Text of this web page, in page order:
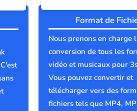
Format de
Nous prenons en charge
conversion de tous les
vidéo et musicaux pour
Vous pouvez convertir et
télécharger vers des
fichiers tels que MP4,